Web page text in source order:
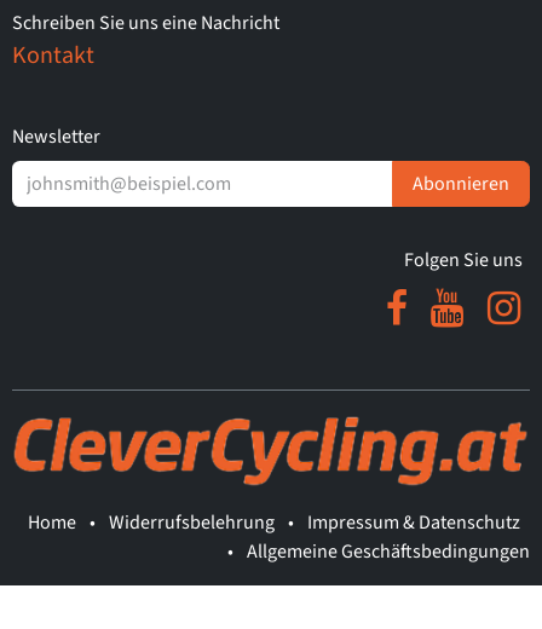
Schreiben Sie uns eine Nachricht
Kontakt
Newsletter
Abonnieren
Folgen Sie uns
Home • Widerrufsbelehrung • Impressum & Datenschutz
• Allgemeine Geschäftsbedingungen